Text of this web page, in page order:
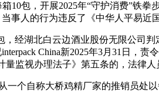
10包，开展2025年“守护消费”铁
事人的行为违反了《中华人平易
经湖北白云边酒业股份无限公司判
China新2025年3月31日，
监视办理法子》第五条的，法律
个自称大桥鸡精厂家的推销员处